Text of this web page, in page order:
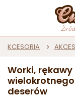
AKCESORIA
Worki,
deserów